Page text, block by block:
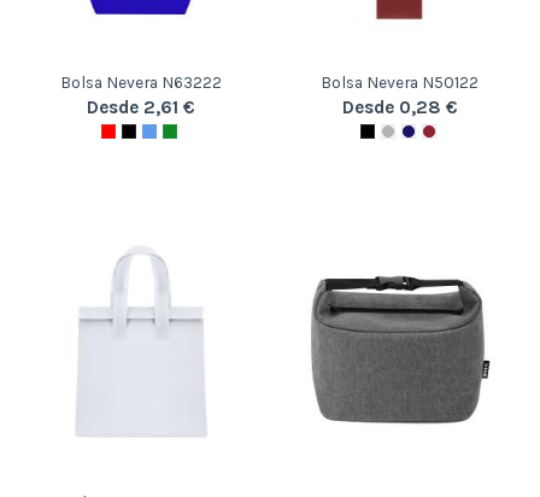
Bolsa Nevera N63222
Desde 2,61 €
Bolsa Nevera N50122
Desde 0,28 €